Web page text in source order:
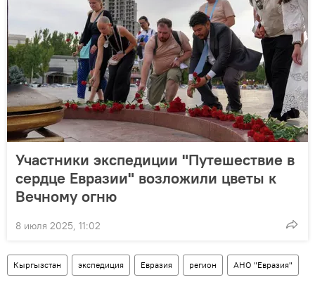
Участники экспедиции "Путешествие в
сердце Евразии" возложили цветы к
Вечному огню
8 июля 2025, 11:02
Кыргызстан экспедиция Евразия регион АНО "Евразия"